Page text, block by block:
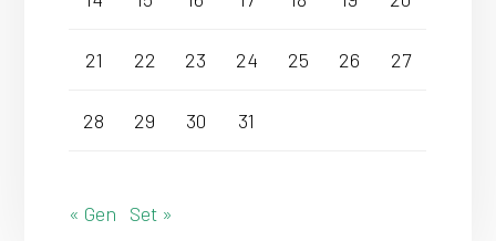
21 22 23 24 25 26 27
28 29 30 31
« Gen Set »